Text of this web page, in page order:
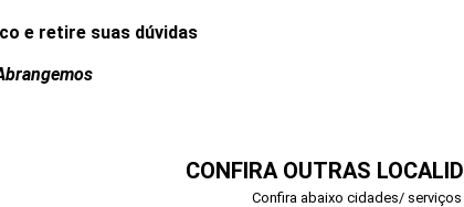
e retire suas dúvidas
CONFIRA OUTRAS
Confira abaixo cidades/